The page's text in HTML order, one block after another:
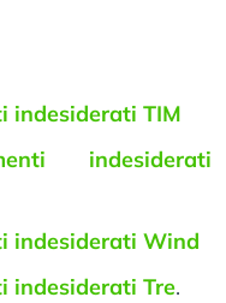
indesiderati TIM
indesiderati
indesiderati Wind
indesiderati Tre.